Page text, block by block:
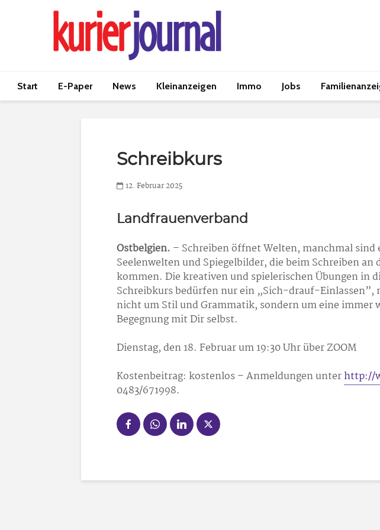
Start E-Paper News Kleinanzeigen Immo Jobs
Schreibkurs
12. Februar 2025
Landfrauenverband
Ostbelgien. – Schreiben öffnet Welten, manchmal sind
Seelenwelten und Spiegelbilder, die beim Schreiben an
kommen. Die kreativen und spielerischen Übungen in
Schreibkurs bedürfen nur ein „Sich-drauf-Einlassen”,
nicht um Stil und Grammatik, sondern um eine immer
Begegnung mit Dir selbst.
Dienstag, den 18. Februar um 19:30 Uhr über ZOOM
Kostenbeitrag: kostenlos – Anmeldungen unterhttp://
0483/671998.